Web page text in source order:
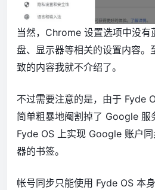
当然，Chrome 设置选项中没有
盘、显示器等相关的设置内容
致的内容我就不介绍了。
不过需要注意的是，由于 Fyde
简单粗暴地阉割掉了 Google 服
Fyde OS 上实现 Google 账户
器的书签。
帐号同步只能使用 Fyde OS 本